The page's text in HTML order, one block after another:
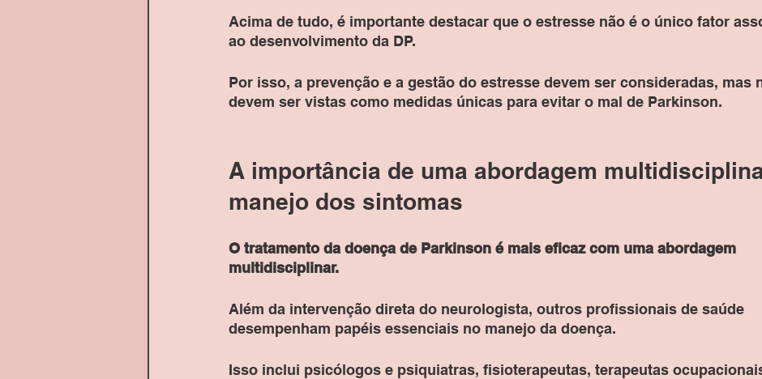
Acima de tudo, é importante destacar que o estresse não é o único fator
ao desenvolvimento da DP.
Por isso, a prevenção e a gestão do estresse devem ser consideradas, mas
devem ser vistas como medidas únicas para evitar o mal de Parkinson.
A importância de uma abordagem
manejo dos sintomas
O tratamento da doença de Parkinson é mais eficaz com uma abordagem
multidisciplinar.
Além da intervenção direta do neurologista, outros profissionais de saúde
desempenham papéis essenciais no manejo da doença.
Isso inclui psicólogos e psiquiatras, fisioterapeutas, terapeutas